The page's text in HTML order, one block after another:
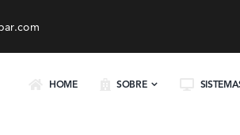
HOME SOBRE